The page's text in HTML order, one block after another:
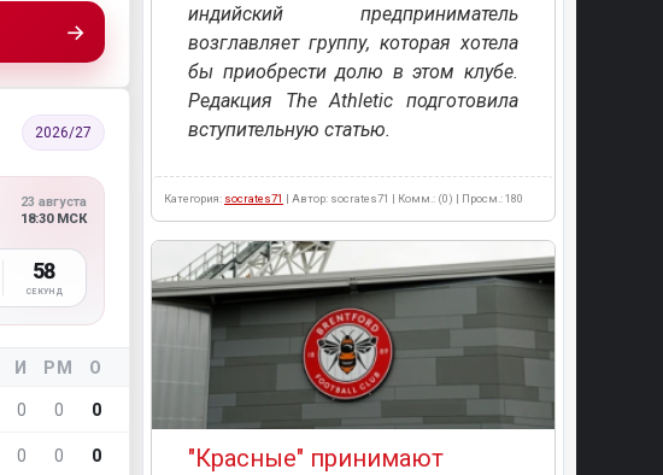
→
2026/27
23 августа
18:30 МСК
56
СЕКУНД
И РМ О
0 0 0
0 0 0
индийский предприниматель
возглавляет группу, которая хотела
бы приобрести долю в этом клубе.
Редакция The Athletic подготовила
вступительную статью.
Категория: socrates71 | Автор: socrates71 | Комм.: (0) | Просм.: 180
"Красные" принимают